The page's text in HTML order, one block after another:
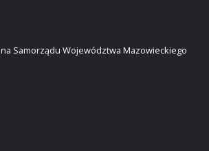
Samorządu Województwa Mazowieckiego